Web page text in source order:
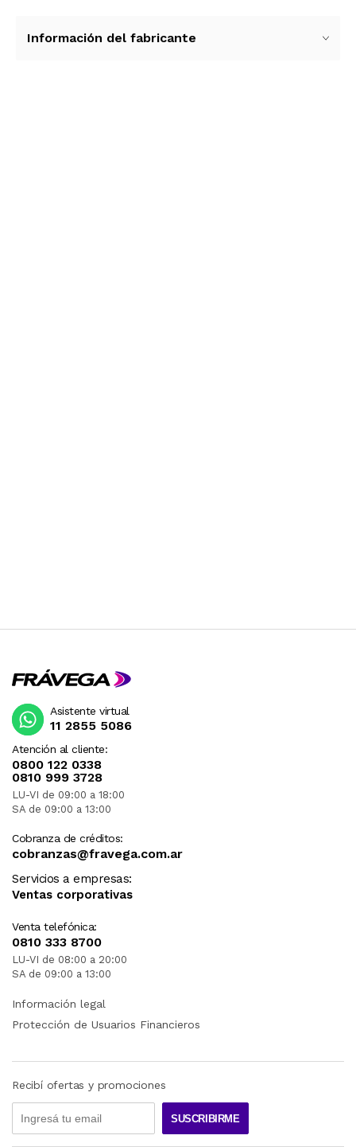
personajes y 1 reglamento oficial
Información del fabricante
Atención al cliente:
0800 122 0338
0810 999 3728
LU-VI de 09:00 a 18:00
SA de 09:00 a 13:00
Cobranza de créditos:
cobranzas@fravega.com.ar
Servicios a empresas:
Ventas corporativas
Venta telefónica:
0810 333 8700
LU-VI de 08:00 a 20:00
SA de 09:00 a 13:00
Asistente virtual
11 2855 5086
Información legal
Protección de Usuarios Financieros
Recibí ofertas y promociones
SUSCRIBIRME